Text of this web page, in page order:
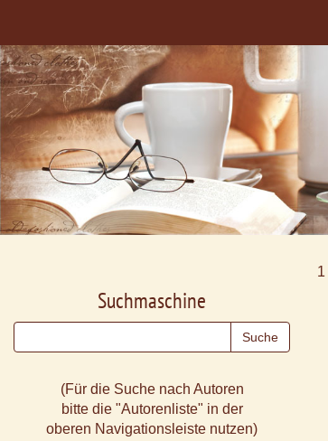
1
Suchmaschine
(Für die Suche nach Autoren
bitte die "Autorenliste" in der
oberen Navigationsleiste nutzen)